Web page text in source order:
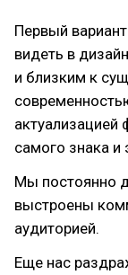
Первый
видеть в
и близким к
актуализацией
самого знака и
Мы постоянно
выстроены
аудиторией.
Еще нас